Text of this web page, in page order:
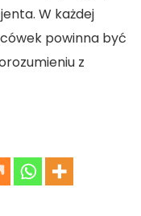
W każdej
powinna być
z